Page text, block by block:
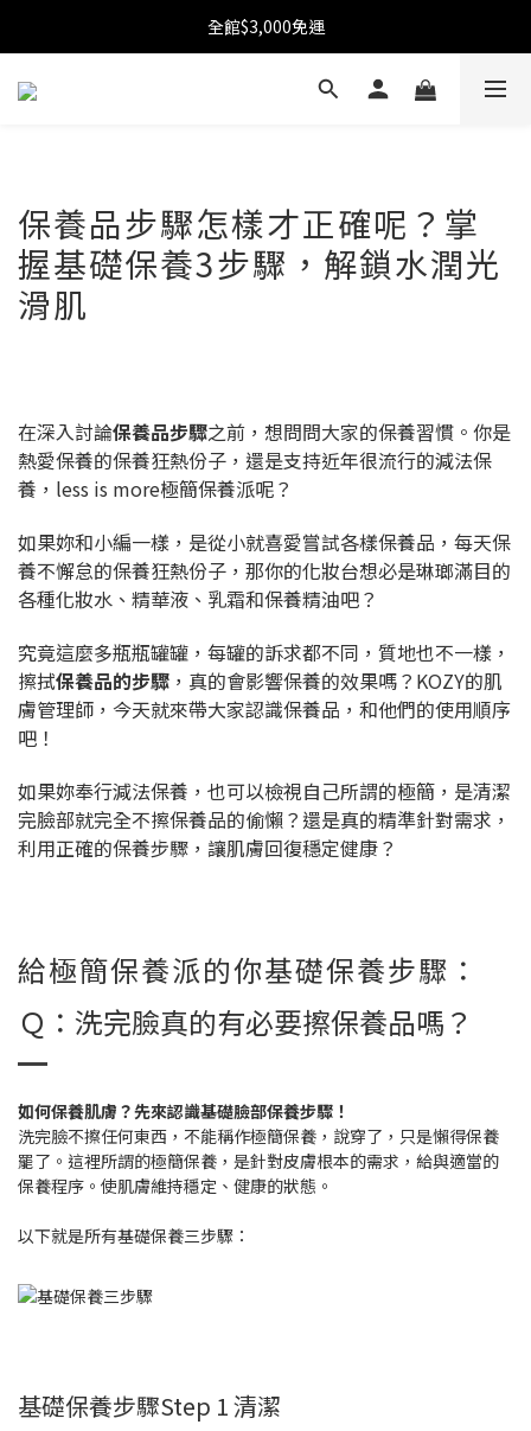
加入KOOII會員贈$100購物金➤立即加入
全館$3,000免運
加入KOOII會員贈$100購物金➤立即加入
保養品步驟怎樣才正確呢？掌
握基礎保養3步驟，解鎖水潤光
滑肌
在深入討論保養品步驟之前，想問問大家的保養習慣。你是
熱愛保養的保養狂熱份子，還是支持近年很流行的減法保
養，less is more極簡保養派呢？
如果妳和小編一樣，是從小就喜愛嘗試各樣保養品，每天保
養不懈怠的保養狂熱份子，那你的化妝台想必是琳瑯滿目的
各種化妝水、精華液、乳霜和保養精油吧？
究竟這麼多瓶瓶罐罐，每罐的訴求都不同，質地也不一樣，
擦拭保養品的步驟 ，真的會影響保養的效果嗎？KOZY的肌
膚管理師，今天就來帶大家認識保養品，和他們的使用順序
吧！
如果妳奉行減法保養，也可以檢視自己所謂的極簡，是清潔
完臉部就完全不擦保養品的偷懶？還是真的精準針對需求，
利用正確的保養步驟，讓肌膚回復穩定健康？
給極簡保養派的你基礎保養步驟：
Ｑ：洗完臉真的有必要擦保養品嗎？
如何保養肌膚？先來認識基礎臉部保養步驟！
洗完臉不擦任何東西，不能稱作極簡保養，說穿了，只是懶得保養
罷了。這裡所謂的極簡保養，是針對皮膚根本的需求，給與適當的
保養程序。使肌膚維持穩定、健康的狀態。
以下就是所有基礎保養三步驟：
基礎保養步驟Step 1 清潔